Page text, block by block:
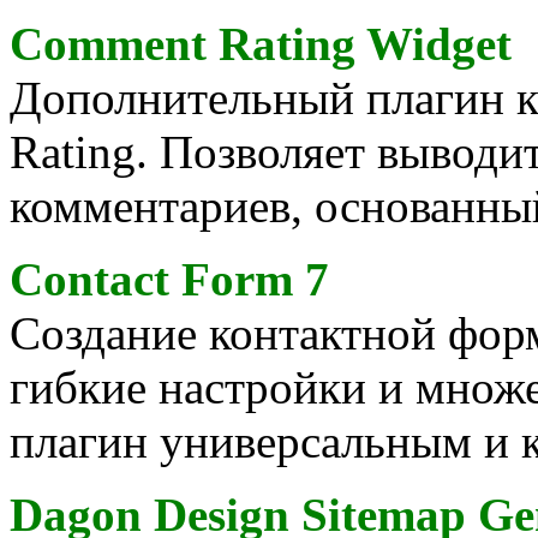
Comment Rating Widget
Дополнительный плагин
Rating. Позволяет
комментариев,
Contact Form 7
Создание контактной
гибкие настройки и
плагин универсальным и
Dagon Design Sitemap